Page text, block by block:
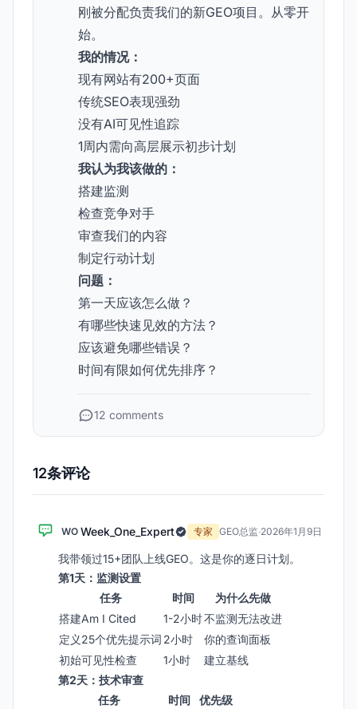
刚被分配负责我们的新GEO项目。从零开
始。
我的情况：
现有网站有200+页面
传统SEO表现强劲
没有AI可见性追踪
1周内需向高层展示初步计划
我认为我该做的：
搭建监测
检查竞争对手
审查我们的内容
制定行动计划
问题：
第一天应该怎么做？
有哪些快速见效的方法？
应该避免哪些错误？
时间有限如何优先排序？
12 comments
12条评论
WO Week_One_Expert 专家 GEO总监·2026年1月9日
我带领过15+团队上线GEO。这是你的逐日计划。
第1天：监测设置
任务
时间
为什么先做
搭建Am I Cited
1-2小时不监测无法改进
定义25个优先提示词 2小时
你的查询面板
初始可见性检查
1小时
建立基线
第2天：技术审查
任务
时间
优先级